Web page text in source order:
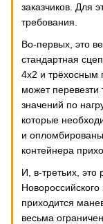
заказчиков. Для
требования.
Во-первых, это
стандартная
4х2 и трёхосным
может перевезти
значений по
которые
и
контейнера
И, в-третьих, это
приходится
весьма